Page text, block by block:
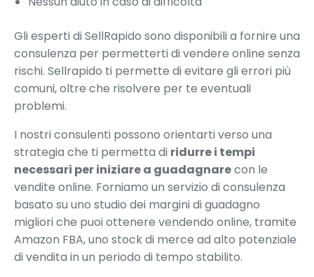
Gli esperti di SellRapido sono disponibili a fornire una
consulenza per permetterti di vendere online senza
rischi. Sellrapido ti permette di evitare gli errori più
comuni, oltre che risolvere per te eventuali
problemi.
I nostri consulenti possono orientarti verso una
strategia che ti permetta di ridurre i tempi
necessari per iniziare a guadagnarecon le
vendite online. Forniamo un servizio di consulenza
basato su uno studio dei margini di guadagno
migliori che puoi ottenere vendendo online, tramite
Amazon FBA, uno stock di merce ad alto potenziale
di vendita in un periodo di tempo stabilito.